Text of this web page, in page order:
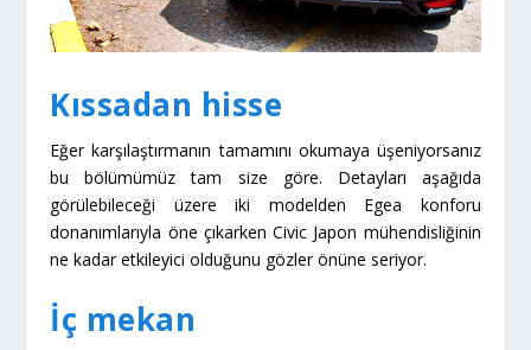
Kıssadan hisse
Eğer karşılaştırmanın tamamını okumaya üşeniyorsanız
bu bölümümüz tam size göre. Detayları aşağıda
görülebileceği üzere iki modelden Egea konforu
donanımlarıyla öne çıkarken Civic Japon mühendisliğinin
ne kadar etkileyici olduğunu gözler önüne seriyor.
İç mekan